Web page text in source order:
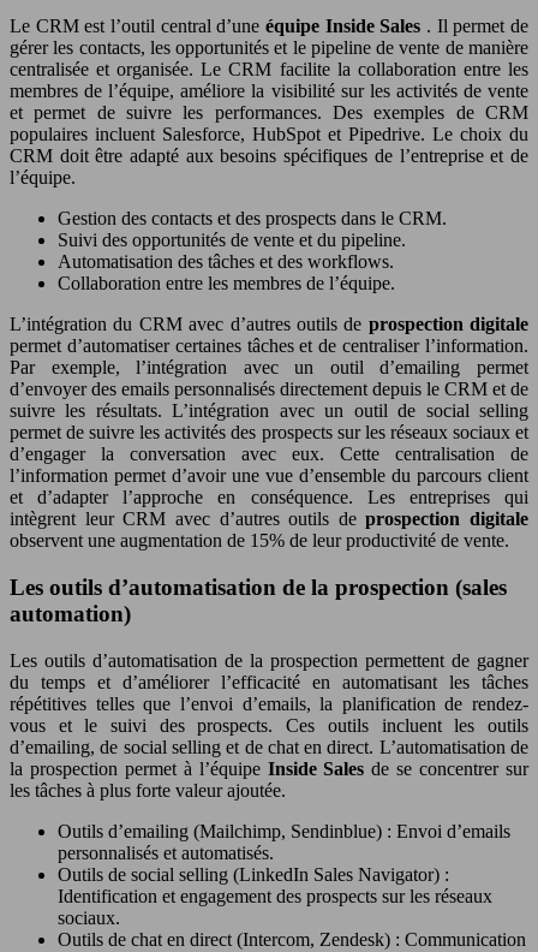
Le CRM est l’outil central d’une équipe Inside Sales . Il permet de
gérer les contacts, les opportunités et le pipeline de vente de manière
centralisée et organisée. Le CRM facilite la collaboration entre les
membres de l’équipe, améliore la visibilité sur les activités de vente
et permet de suivre les performances. Des exemples de CRM
populaires incluent Salesforce, HubSpot et Pipedrive. Le choix du
CRM doit être adapté aux besoins spécifiques de l’entreprise et de
l’équipe.
Gestion des contacts et des prospects dans le CRM.
Suivi des opportunités de vente et du pipeline.
Automatisation des tâches et des workflows.
Collaboration entre les membres de l’équipe.
L’intégration du CRM avec d’autres outils de prospection digitale
permet d’automatiser certaines tâches et de centraliser l’information.
Par exemple, l’intégration avec un outil d’emailing permet
d’envoyer des emails personnalisés directement depuis le CRM et de
suivre les résultats. L’intégration avec un outil de social selling
permet de suivre les activités des prospects sur les réseaux sociaux et
d’engager la conversation avec eux. Cette centralisation de
l’information permet d’avoir une vue d’ensemble du parcours client
et d’adapter l’approche en conséquence. Les entreprises qui
intègrent leur CRM avec d’autres outils deprospection digitale
observent une augmentation de 15% de leur productivité de vente.
Les outils d’automatisation de la prospection (sales
automation)
Les outils d’automatisation de la prospection permettent de gagner
du temps et d’améliorer l’efficacité en automatisant les tâches
répétitives telles que l’envoi d’emails, la planification de rendez-
vous et le suivi des prospects. Ces outils incluent les outils
d’emailing, de social selling et de chat en direct. L’automatisation de
la prospection permet à l’équipe Inside Salesde se concentrer sur
les tâches à plus forte valeur ajoutée.
Outils d’emailing (Mailchimp, Sendinblue) : Envoi d’emails
personnalisés et automatisés.
Outils de social selling (LinkedIn Sales Navigator) :
Identification et engagement des prospects sur les réseaux
sociaux.
Outils de chat en direct (Intercom, Zendesk) : Communication